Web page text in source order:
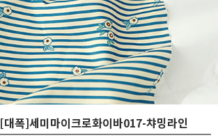
[대폭]세미마이크로화이바017-챠밍라인